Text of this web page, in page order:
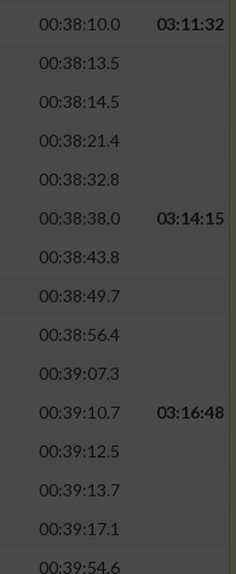
00:38:10.0
03:11:32
00:38:13.5
00:38:14.5
00:38:21.4
00:38:32.8
00:38:38.0
03:14:15
00:38:43.8
00:38:49.7
00:38:56.4
00:39:07.3
00:39:10.7
03:16:48
00:39:12.5
00:39:13.7
00:39:17.1
00:39:54.6